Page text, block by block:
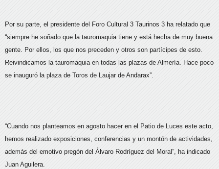
Por su parte, el presidente del Foro Cultural 3 Taurinos 3 ha relatado que
“siempre he soñado que la tauromaquia tiene y está hecha de muy buena
gente. Por ellos, los que nos preceden y otros son partícipes de esto.
Reivindicamos la tauromaquia en todas las plazas de Almería. Hace poco
se inauguró la plaza de Toros de Laujar de Andarax”.
“Cuando nos planteamos en agosto hacer en el Patio de Luces este acto,
hemos realizado exposiciones, conferencias y un montón de actividades,
además del emotivo pregón del Álvaro Rodríguez del Moral”, ha indicado
Juan Aguilera.